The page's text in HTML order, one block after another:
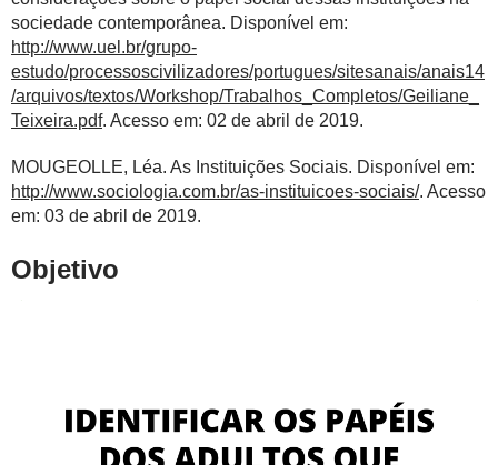
sociedade contemporânea. Disponível em:
http://www.uel.br/grupo-
estudo/processoscivilizadores/portugues/sitesanais/anais14
/arquivos/textos/Workshop/Trabalhos_Completos/Geiliane_
Teixeira.pdf. Acesso em: 02 de abril de 2019.
MOUGEOLLE, Léa. As Instituições Sociais. Disponível em:
http://www.sociologia.com.br/as-instituicoes-sociais/. Acesso
em: 03 de abril de 2019.
Objetivo